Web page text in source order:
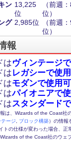
ン 13,225
位
（前週
位）
グ 2,985位
（前週
位）
報
はヴィンテージ
はレガシーで使
はモダンで使用
はパイオニアで
はスタンダード
は、Wizards of the Coast社
テージ ブロック構築）の情報
トの仕様が変わった場合、
of the Coast社のウェ